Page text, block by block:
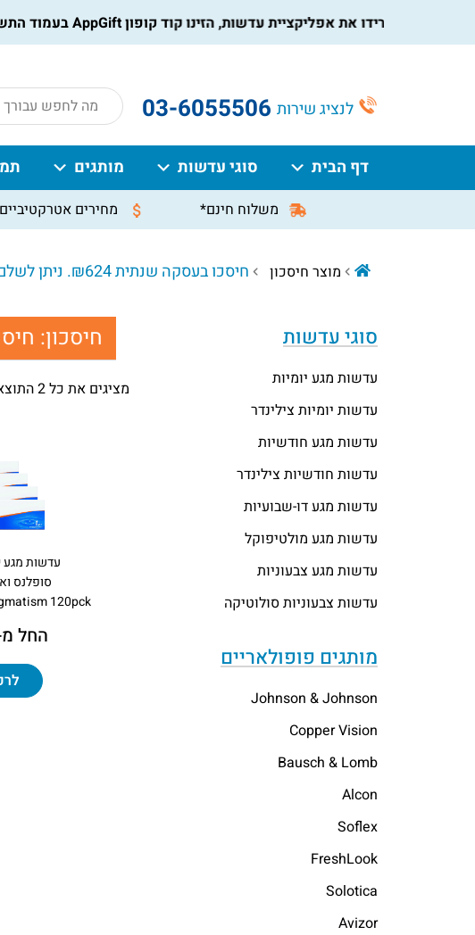
הורידו את אפליקציית עדשות, הזינו קוד קופון AppGift בעמוד התשלום, וקבלו הנחה מיידית על ההזמנה
לנציג שירות 03-6055506
Products
search
דף הבית סוגי עדשות מותגים
משלוח חינם* מחירים אטרקטיביים
מוצר חיסכון חיסכו בעסקה שנתית ₪624. ניתן לשלם עד 12 תשלומים ללא ריבית.
סוגי עדשות
עדשות מגע יומיות
עדשות יומיות צילינדר
עדשות מגע חודשיות
עדשות חודשיות צילינדר
עדשות מגע דו-שבועיות
עדשות מגע מולטיפוקל
עדשות מגע צבעוניות
עדשות צבעוניות סולוטיקה
מותגים פופולאריים
Johnson & Johnson
Copper Vision
Bausch & Lomb
Alcon
Soflex
FreshLook
Solotica
Avizor
חיסכון: חיסכו
מציגים את כל ⁦2⁩ התוצאות
עדשות מגע
סופלנס
120pck
החל מ-